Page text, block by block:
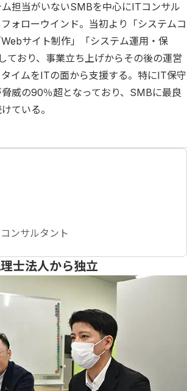
担当がいないSMBを中心にITコンサル
ォローウインド。当初より「システムコ
サイト制作」「システム運用・保
ており、事業立ち上げからその後の運営
イムをITの面から支援する。特にIT保守
威の90％超となっており、SMBに最良
ている。
ンサルタント
士法人から独立